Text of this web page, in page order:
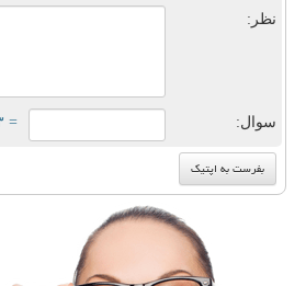
نظر:
سوال: = ۳ بعلاوه ۳